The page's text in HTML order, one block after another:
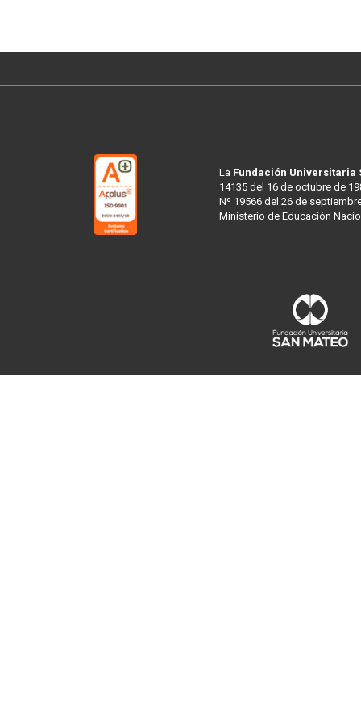
La Fundación Universitaria
14135 del 16 de octubre de
Nº 19566 del 26 de
Ministerio de Educación